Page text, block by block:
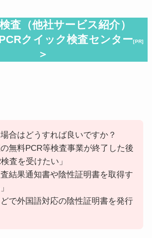
査（他社サービス紹介）
クイック検査センター[PR]
＞
合はどうすれば良いですか？
の無料PCR等検査事業が終了した後
査を受けたい」
査結果通知書や陰性証明書を取得す
どで外国語対応の陰性証明書を発行